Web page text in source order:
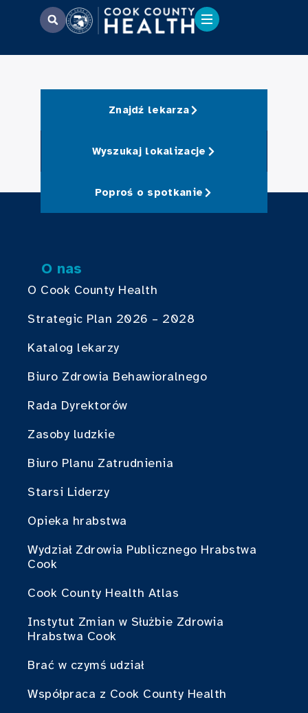
Znajdź lekarza
Wyszukaj lokalizacje
Poproś o spotkanie
O nas
O Cook County Health
Strategic Plan 2026 – 2028
Katalog lekarzy
Biuro Zdrowia Behawioralnego
Rada Dyrektorów
Zasoby ludzkie
Biuro Planu Zatrudnienia
Starsi Liderzy
Opieka hrabstwa
Wydział Zdrowia Publicznego Hrabstwa
Cook
Cook County Health Atlas
Instytut Zmian w Służbie Zdrowia
Hrabstwa Cook
Brać w czymś udział
Współpraca z Cook County Health